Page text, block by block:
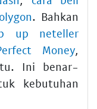
. Bahkan
up neteller
Money,
Ini benar-
kebutuhan